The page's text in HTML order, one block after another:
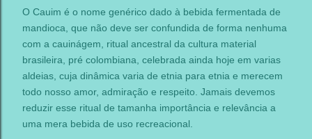
O Cauim é o nome genérico dado à bebida fermentada de
mandioca, que não deve ser confundida de forma nenhuma
com a cauinágem, ritual ancestral da cultura material
brasileira, pré colombiana, celebrada ainda hoje em varias
aldeias, cuja dinâmica varia de etnia para etnia e merecem
todo nosso amor, admiração e respeito. Jamais devemos
reduzir esse ritual de tamanha importância e relevância a
uma mera bebida de uso recreacional.